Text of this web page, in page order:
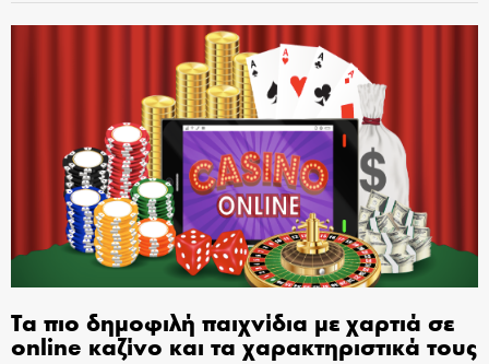
Τα πιο δημοφιλή παιχνίδια με χαρτιά σε
online καζίνο και τα χαρακτηριστικά τους